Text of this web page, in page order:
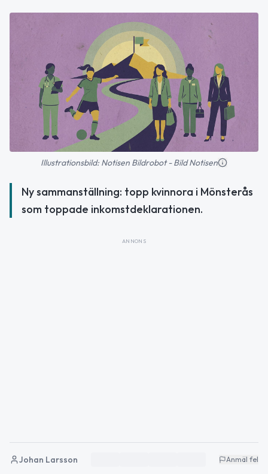
Illustrationsbild: Notisen Bildrobot - Bild Notisen
Ny sammanställning: topp kvinnora i Mönsterås
som toppade inkomstdeklarationen.
ANNONS
Johan Larsson Anmäl fel